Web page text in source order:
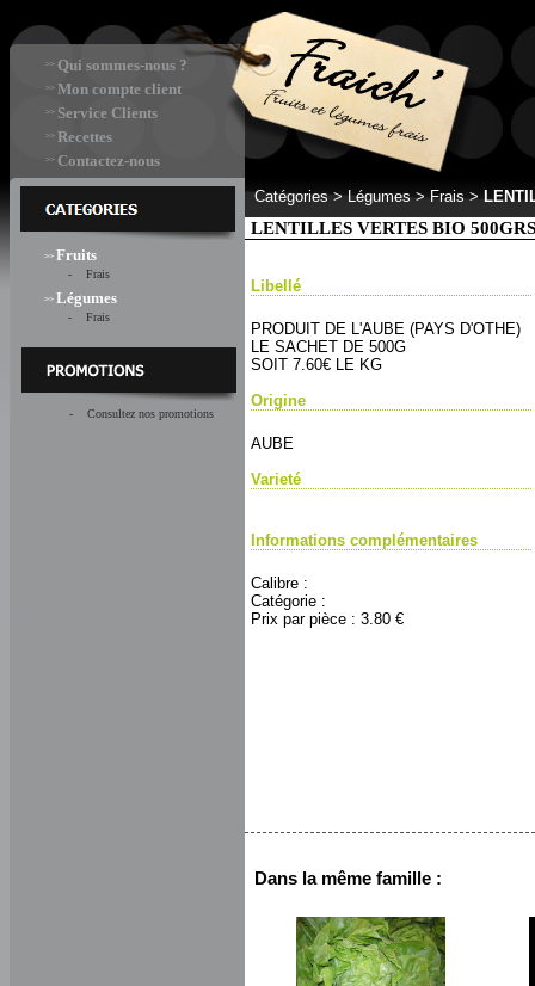
>> Qui sommes-nous ?
>> Mon compte client
>> Service Clients
>> Recettes
>> Contactez-nous
>> Fruits
- Frais
>> Légumes
- Frais
- Consultez nos promotions
Catégories >Légumes > Frais>
LENTILLES VERTES BIO 500GRS
Libellé
PRODUIT DE L'AUBE (PAYS D'OTHE)
LE SACHET DE 500G
SOIT 7.60€ LE KG
Origine
AUBE
Varieté
Informations complémentaires
Calibre :
Catégorie :
Prix par pièce : 3.80 €
Dans la même famille :